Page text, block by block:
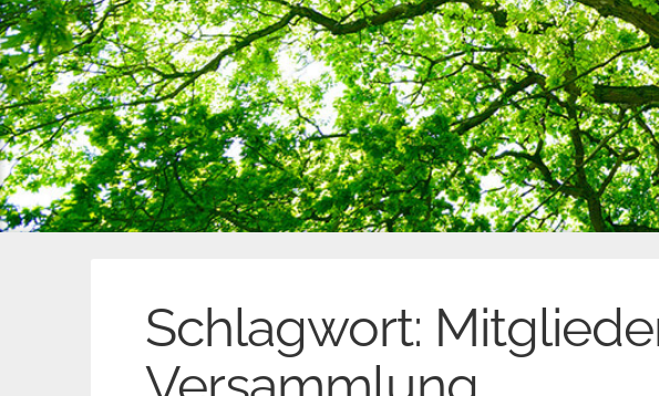
Schlagwort: